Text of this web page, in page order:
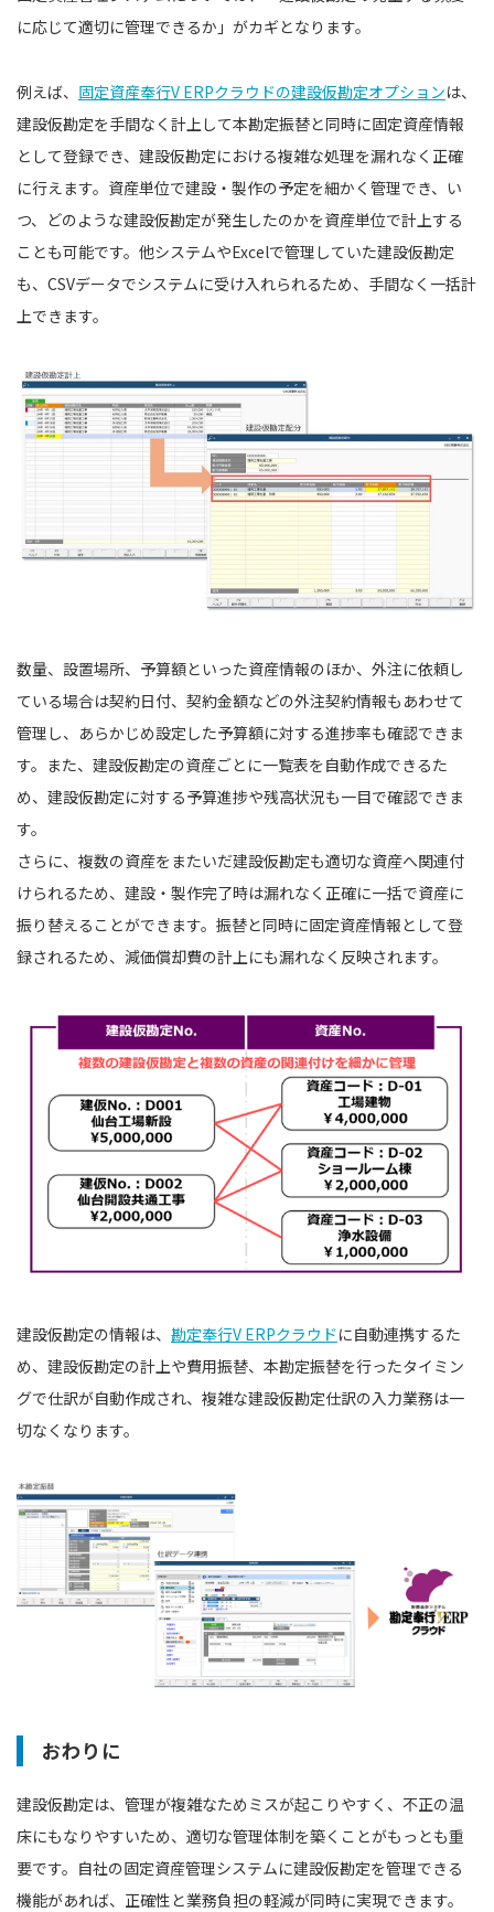
に応じて適切に管理できるか」がカギとなります。
例えば、 固定資産奉行V ERPクラウドの建設仮勘定オプションは、
建設仮勘定を手間なく計上して本勘定振替と同時に固定資産情報
として登録でき、建設仮勘定における複雑な処理を漏れなく正確
に行えます。資産単位で建設・製作の予定を細かく管理でき、い
つ、どのような建設仮勘定が発生したのかを資産単位で計上する
ことも可能です。他システムやExcelで管理していた建設仮勘定
も、CSVデータでシステムに受け入れられるため、手間なく一括計
上できます。
数量、設置場所、予算額といった資産情報のほか、外注に依頼し
ている場合は契約日付、契約金額などの外注契約情報もあわせて
管理し、あらかじめ設定した予算額に対する進捗率も確認できま
す。また、建設仮勘定の資産ごとに一覧表を自動作成できるた
め、建設仮勘定に対する予算進捗や残高状況も一目で確認できま
す。
さらに、複数の資産をまたいだ建設仮勘定も適切な資産へ関連付
けられるため、建設・製作完了時は漏れなく正確に一括で資産に
振り替えることができます。振替と同時に固定資産情報として登
録されるため、減価償却費の計上にも漏れなく反映されます。
建設仮勘定の情報は、 勘定奉行V ERPクラウドに自動連携するた
め、建設仮勘定の計上や費⽤振替、本勘定振替を行ったタイミン
グで仕訳が自動作成され、複雑な建設仮勘定仕訳の入力業務は一
切なくなります。
おわりに
建設仮勘定は、管理が複雑なためミスが起こりやすく、不正の温
床にもなりやすいため、適切な管理体制を築くことがもっとも重
要です。自社の固定資産管理システムに建設仮勘定を管理できる
機能があれば、正確性と業務負担の軽減が同時に実現できます。